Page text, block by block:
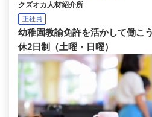
クズオカ人材紹介所
正社員
幼稚園教諭免許を活かして働こ
休2日制（土曜・日曜）